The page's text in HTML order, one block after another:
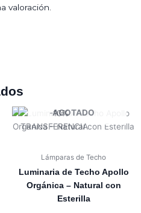
valoración.
AGOTADO
Lámparas de Techo
Luminaria de Techo Apollo
Orgánica – Natural con
Esterilla